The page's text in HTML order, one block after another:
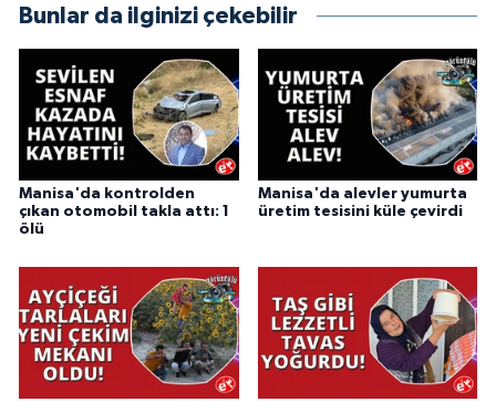
Bunlar da ilginizi çekebilir
Manisa'da kontrolden
çıkan otomobil takla attı: 1
ölü
Manisa'da alevler yumurta
üretim tesisini küle çevirdi